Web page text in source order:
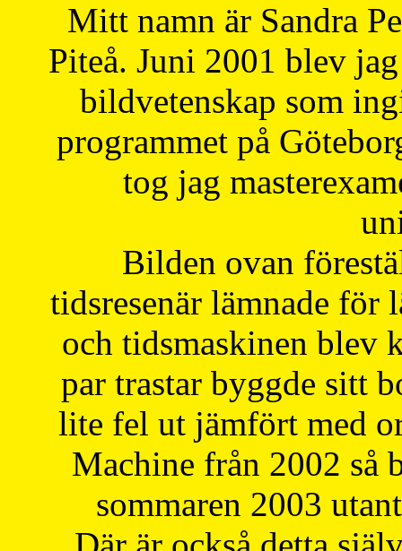
Mitt namn är Sandra
Piteå. Juni 2001 blev
bildvetenskap som
programmet på
tog jag
Bilden ovan
tidsresenär lämnade för
och tidsmaskinen blev
par trastar byggde sitt
lite fel ut jämfört med
Machine från 2002 så
sommaren 2003